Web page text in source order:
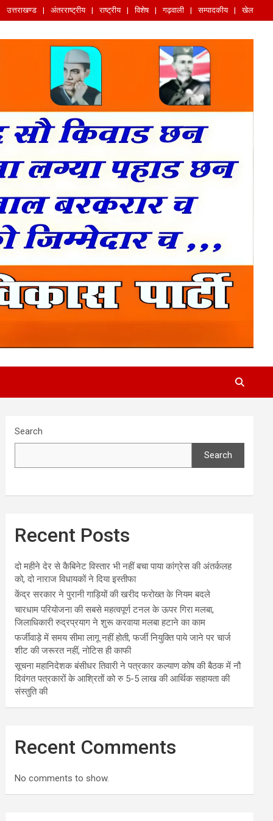
उत्तराखण्ड अंतरराष्ट्रीय राष्ट्रीय विशेष गढ़वाली सम्पादकीय खेल
Search
Search
Recent Posts
दो महीने देर से कैबिनेट विस्तार भी नहीं बचा पाया कांग्रेस की अंतर्कलह
को, दो नाराज विधायकों ने दिया इस्तीफा
केंद्र सरकार ने पुरानी गाड़ियों की खरीद फरोख्त के नियम बदले
चारधाम परियोजना की सबसे महत्वपूर्ण टनल के ऊपर गिरा मलबा,
जिलाधिकारी रुद्रप्रयाग ने शुरू करवाया मलबा हटाने का काम
फर्जीवाड़े में समय सीमा लागू नहीं होती, फर्जी नियुक्ति पाये जाने पर चार्ज
शीट की जरूरत नहीं, नोटिस ही काफी
सूचना महानिदेशक बंसीधर तिवारी ने पत्रकार कल्याण कोष की बैठक में नौ
दिवंगत पत्रकारों के आश्रितों को रु 5-5 लाख की आर्थिक सहायता की
संस्तुति की
Recent Comments
No comments to show.